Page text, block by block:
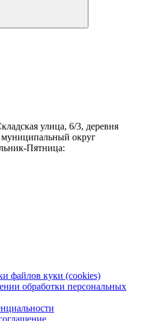
улица, 6/3, деревня
округ
Пятница:
файлов куки (cookies)
обработки персональных